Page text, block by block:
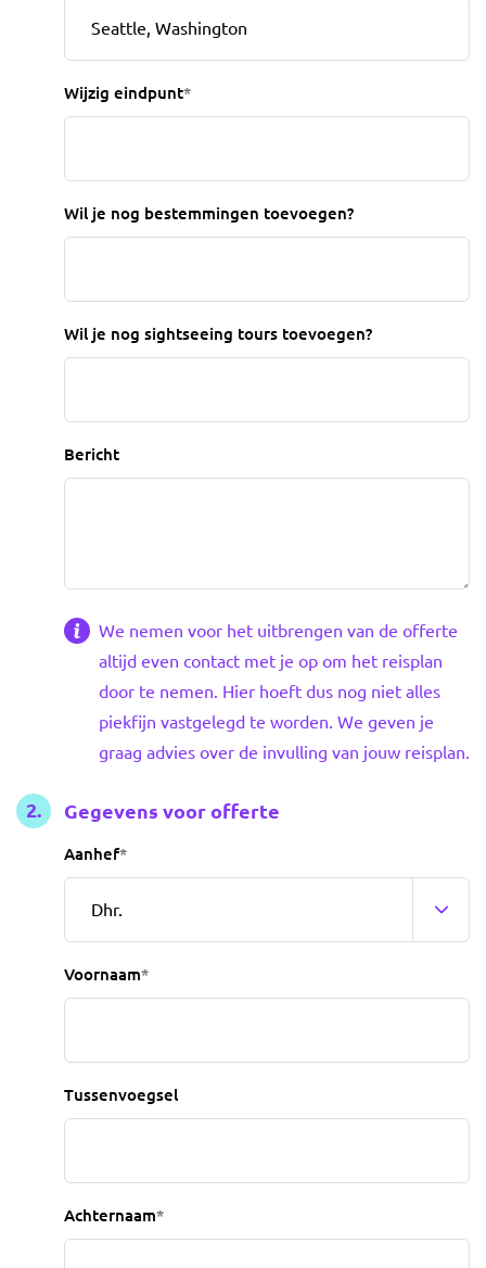
Wijzig eindpunt*
Wil je nog bestemmingen toevoegen?
Wil je nog sightseeing tours toevoegen?
Bericht
We nemen voor het uitbrengen van de offerte
altijd even contact met je op om het reisplan
door te nemen. Hier hoeft dus nog niet alles
piekfijn vastgelegd te worden. We geven je
graag advies over de invulling van jouw reisplan.
Gegevens voor offerte
Aanhef*
Voornaam*
Tussenvoegsel
Achternaam*